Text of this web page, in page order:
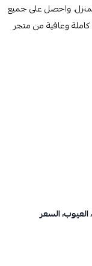
واحصل على جميع
وعافية من متجر
السعر